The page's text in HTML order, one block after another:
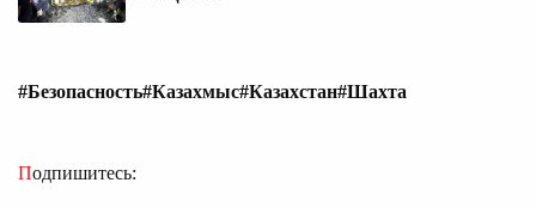
#Безопасность#Казахмыс#Казахстан#Шахта
Подпишитесь: